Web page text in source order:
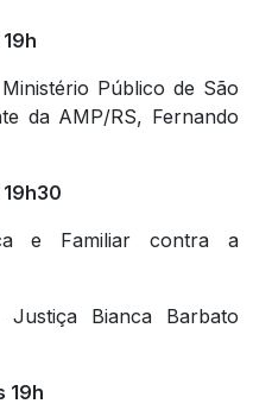
Público de São
da AMP/RS, Fernando
e Familiar contra a
Bianca Barbato
19h